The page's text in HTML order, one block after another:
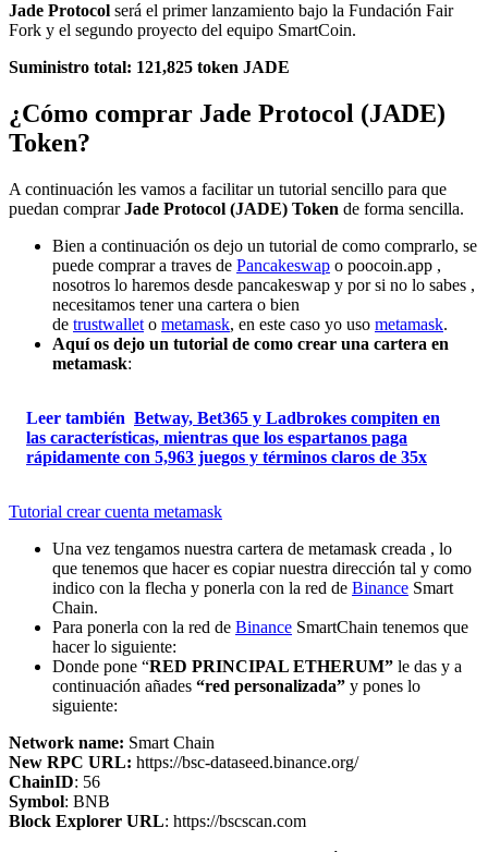
Jade Protocol será el primer lanzamiento bajo la Fundación Fair
Fork y el segundo proyecto del equipo SmartCoin.
Suministro total: 121,825 token JADE
¿Cómo comprar Jade Protocol (JADE)
Token?
A continuación les vamos a facilitar un tutorial sencillo para que
puedan comprarJade Protocol (JADE) Token de forma sencilla.
Bien a continuación os dejo un tutorial de como comprarlo, se
puede comprar a traves de Pancakeswap o poocoin.app ,
nosotros lo haremos desde pancakeswap y por si no lo sabes ,
necesitamos tener una cartera o bien
de trustwallet o metamask, en este caso yo uso metamask.
Aquí os dejo un tutorial de como crear una cartera en
metamask:
Leer también Betway, Bet365 y Ladbrokes compiten en
las características, mientras que los espartanos paga
rápidamente con 5,963 juegos y términos claros de 35x
Tutorial crear cuenta metamask
Una vez tengamos nuestra cartera de metamask creada , lo
que tenemos que hacer es copiar nuestra dirección tal y como
indico con la flecha y ponerla con la red de Binance Smart
Chain.
Para ponerla con la red de Binance SmartChain tenemos que
hacer lo siguiente:
Donde pone “RED PRINCIPAL ETHERUM” le das y a
continuación añades “red personalizada” y pones lo
siguiente:
Network name: Smart Chain
New RPC URL: https://bsc-dataseed.binance.org/
ChainID: 56
Symbol: BNB
Block Explorer URL: https://bscscan.com